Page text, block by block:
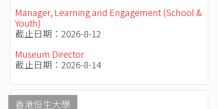
Manager, Learning and Engagement (School &
Youth)
截止日期：2026-8-12
Museum Director
截止日期：2026-8-14
香港恒生大學